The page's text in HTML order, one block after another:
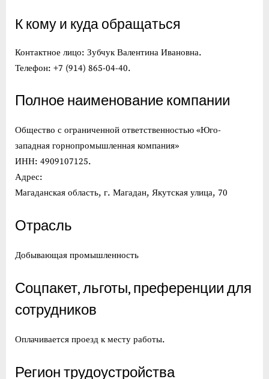
К кому и куда обращаться
Контактное лицо: Зубчук Валентина Ивановна.
Телефон: +7 (914) 865-04-40.
Полное наименование компании
Общество с ограниченной ответственностью «Юго-
западная горнопромышленная компания»
ИНН: 4909107125.
Адрес:
Магаданская область, г. Магадан, Якутская улица, 70
Отрасль
Добывающая промышленность
Соцпакет, льготы, преференции для
сотрудников
Оплачивается проезд к месту работы.
Регион трудоустройства